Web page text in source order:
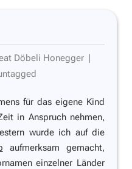
Döbeli Honegger |
für das eigene Kind
in Anspruch nehmen,
wurde ich auf die
aufmerksam gemacht,
einzelner Länder